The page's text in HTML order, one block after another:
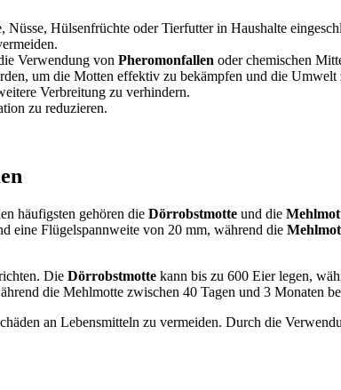
Hülsenfrüchte oder Tierfutter in Haushalte
Verwendung von Pheromonfallen oder chemischen
um die Motten effektiv zu bekämpfen und die Umwelt
Verbreitung zu verhindern.
zu reduzieren.
häufigsten gehören die Dörrobstmotte und die
eine Flügelspannweite von 20 mm, während die
Die Dörrobstmotte kann bis zu 600 Eier legen,
die Mehlmotte zwischen 40 Tagen und 3 Monaten
an Lebensmitteln zu vermeiden. Durch die